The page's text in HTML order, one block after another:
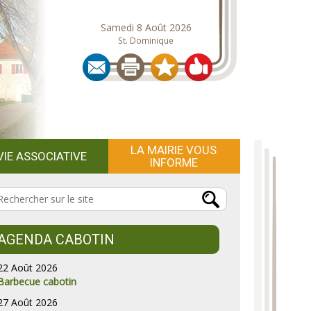
Samedi 8 Août 2026
St. Dominique
ASSOCIATIVE
LA MAIRIE VOUS
INFORME
CABOTIN
Août 2026
cabotin
Août 2026